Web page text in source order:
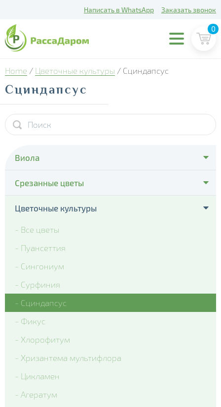
Написать в WhatsApp Заказать звонок
0
Home / Цветочные культуры / Сциндапсус
Сциндапсус
Виола
- Cello Deep Orange
- Colossus Pure Golden Yellow
- Delta Clear Color mix
- Delta Pro Violet and White
- Matrix Blue Blotch
- Matrix Citrus Mix
- Matrix Denim
- Matrix Mix Blotch
- Matrix White
- Matrix Yellow Blotch
- Spring Matrix Blue Wing
- Xtrada Pink Shades With Blotch
Срезанные цветы
- Тюльпаны
Цветочные культуры
- Все цветы
- Пуансеттия
- Сингониум
- Сурфиния
- Сциндапсус
- Фикус
- Хлорофитум
- Хризантема мультифлора
- Цикламен
- Агератум